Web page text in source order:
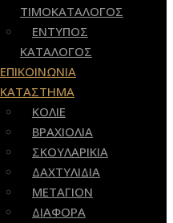
ΤΙΜΟΚΑΤΑΛΟΓΟΣ
ΕΝΤΥΠΟΣ
ΚΑΤΑΛΟΓΟΣ
ΕΠΙΚΟΙΝΩΝΙΑ
ΚΑΤΑΣΤΗΜΑ
ΚΟΛΙΕ
ΒΡΑΧΙΟΛΙΑ
ΣΚΟΥΛΑΡΙΚΙΑ
ΔΑΧΤΥΛΙΔΙΑ
ΜΕΤΑΓΙΟΝ
ΔΙΑΦΟΡΑ